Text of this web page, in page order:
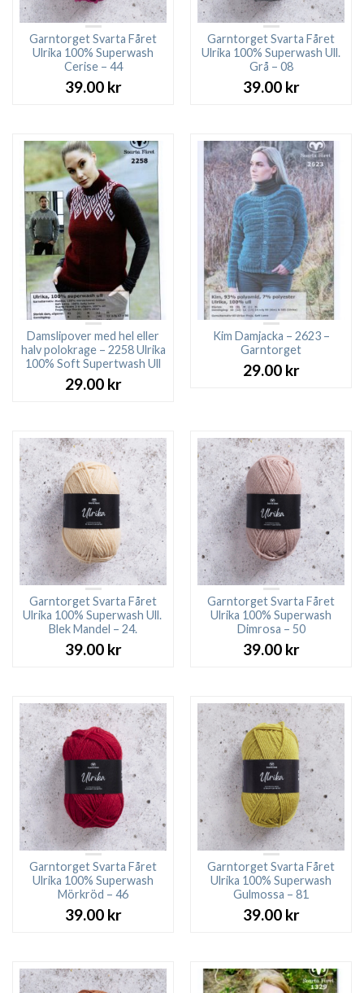
Garntorget Svarta Fåret
Ulrika 100% Superwash
Cerise – 44
39.00 kr
Garntorget Svarta Fåret
Ulrika 100% Superwash Ull.
Grå – 08
39.00 kr
Damslipover med hel eller
halv polokrage – 2258 Ulrika
100% Soft Supertwash Ull
29.00 kr
Kim Damjacka – 2623 –
Garntorget
29.00 kr
Garntorget Svarta Fåret
Ulrika 100% Superwash Ull.
Blek Mandel – 24.
39.00 kr
Garntorget Svarta Fåret
Ulrika 100% Superwash
Dimrosa – 50
39.00 kr
Garntorget Svarta Fåret
Ulrika 100% Superwash
Mörkröd – 46
39.00 kr
Garntorget Svarta Fåret
Ulrika 100% Superwash
Gulmossa – 81
39.00 kr